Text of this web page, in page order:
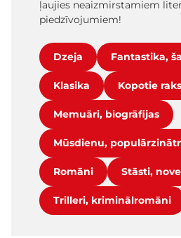
ļaujies neaizmirstamiem
piedzīvojumiem!
Dzeja Fantastika,
Klasika Kopotie
Memuāri, biogrāfijas
Mūsdienu,
Romāni Stāsti,
Trilleri, kriminālromāni